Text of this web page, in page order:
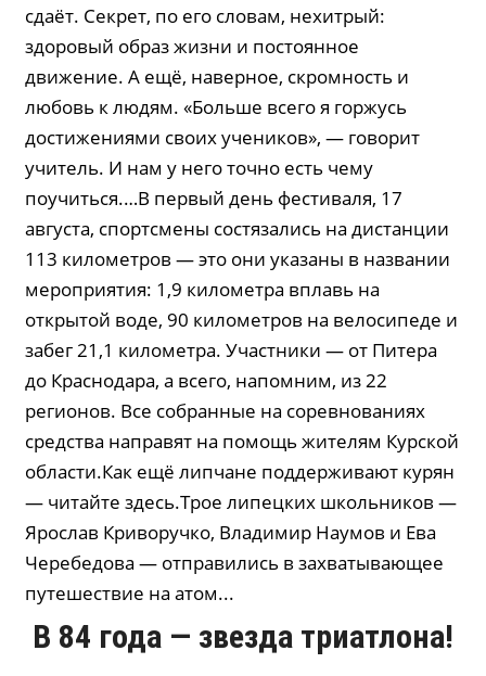
сдаёт. Секрет, по его словам, нехитрый:
здоровый образ жизни и постоянное
движение. А ещё, наверное, скромность и
любовь к людям. «Больше всего я горжусь
достижениями своих учеников», — говорит
учитель. И нам у него точно есть чему
поучиться.…В первый день фестиваля, 17
августа, спортсмены состязались на дистанции
113 километров — это они указаны в названии
мероприятия: 1,9 километра вплавь на
открытой воде, 90 километров на велосипеде и
забег 21,1 километра. Участники — от Питера
до Краснодара, а всего, напомним, из 22
регионов. Все собранные на соревнованиях
средства направят на помощь жителям Курской
области.Как ещё липчане поддерживают курян
— читайте здесь.Трое липецких школьников —
Ярослав Криворучко, Владимир Наумов и Ева
Черебедова — отправились в захватывающее
путешествие на атом...
В 84 года — звезда триатлона!